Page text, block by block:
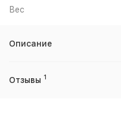
Вес
Описание
Отзывы 1